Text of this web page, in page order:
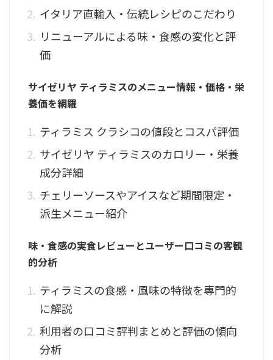
イタリア直輸入・伝統レシピのこだわり
リニューアルによる味・食感の変化と評
価
サイゼリヤ ティラミスのメニュー情報・価格・栄
養価を網羅
ティラミス クラシコの値段とコスパ評価
サイゼリヤ ティラミスのカロリー・栄養
成分詳細
チェリーソースやアイスなど期間限定・
派生メニュー紹介
味・食感の実食レビューとユーザー口コミの客観
的分析
ティラミスの食感・風味の特徴を専門的
に解説
利用者の口コミ評判まとめと評価の傾向
分析